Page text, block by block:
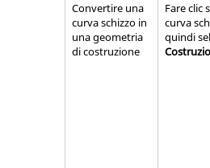
Convertire una
curva schizzo in
una geometria
di costruzione
Fare clic
curva
quindi